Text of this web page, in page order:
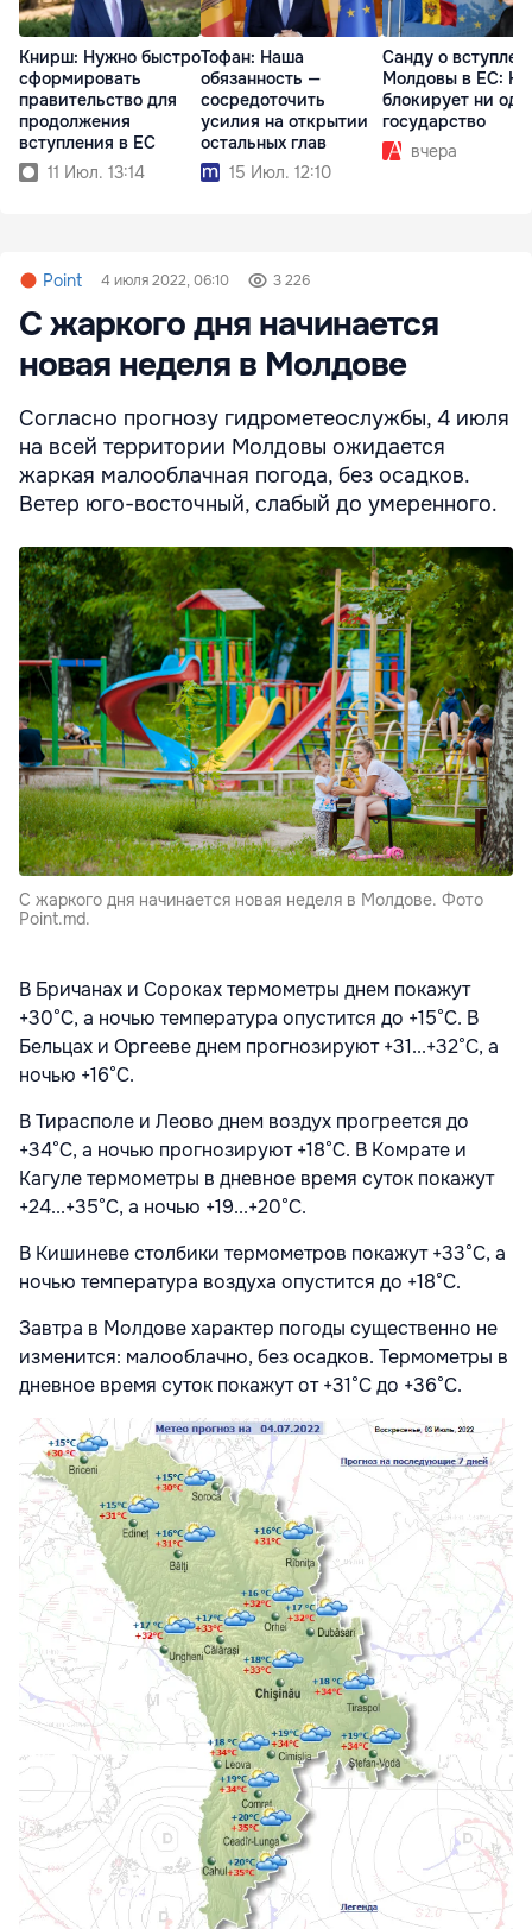
Книрш: Нужно быстро
сформировать
правительство для
продолжения
вступления в ЕС
11 Июл. 13:14
Тофан: Наша
обязанность —
сосредоточить
усилия на открытии
остальных глав
15 Июл. 12:10
Санду о
Молдовы в ЕС:
блокирует ни
государство
вчера
Point 4 июля 2022, 06:10 3 226
С жаркого дня начинается
новая неделя в Молдове
Согласно прогнозу гидрометеослужбы, 4 июля
на всей территории Молдовы ожидается
жаркая малооблачная погода, без осадков.
Ветер юго-восточный, слабый до умеренного.
С жаркого дня начинается новая неделя в Молдове. Фото
Point.md.
В Бричанах и Сороках термометры днем покажут
+30°С, а ночью температура опустится до +15°С. В
Бельцах и Оргееве днем прогнозируют +31...+32°С, а
ночью +16°С.
В Тирасполе и Леово днем воздух прогреется до
+34°С, а ночью прогнозируют +18°С. В Комрате и
Кагуле термометры в дневное время суток покажут
+24...+35°С, а ночью +19...+20°С.
В Кишиневе столбики термометров покажут +33°С, а
ночью температура воздуха опустится до +18°С.
Завтра в Молдове характер погоды существенно не
изменится: малооблачно, без осадков. Термометры в
дневное время суток покажут от +31°С до +36°С.